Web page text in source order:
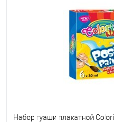
Набор гуаши плакатной